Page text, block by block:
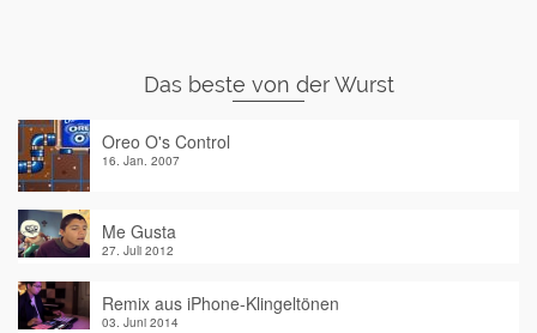
Das beste von der Wurst
Oreo O's Control
16. Jan. 2007
Me Gusta
27. Juli 2012
Remix aus iPhone-Klingeltönen
03. Juni 2014